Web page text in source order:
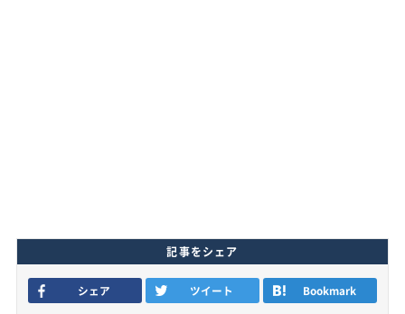
記事をシェア
シェア ツイート Bookmark